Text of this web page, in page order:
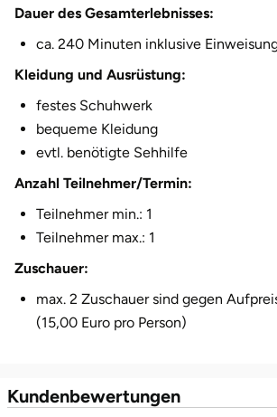
Dauer des Gesamterlebnisses:
ca. 240 Minuten inklusive
Kleidung und Ausrüstung:
festes Schuhwerk
bequeme Kleidung
evtl. benötigte Sehhilfe
Anzahl Teilnehmer/Termin:
Teilnehmer min.: 1
Teilnehmer max.: 1
Zuschauer:
max. 2 Zuschauer sind gegen
(15,00 Euro pro Person)
Kundenbewertungen
Heilbronn
Herzogenaurach
Herzogtum Lauenburg
Horb am Neckar
Ingolstadt